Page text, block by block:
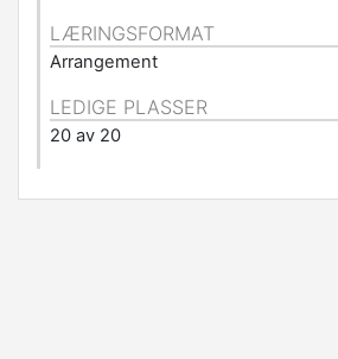
LÆRINGSFORMAT
Arrangement
LEDIGE PLASSER
20 av 20